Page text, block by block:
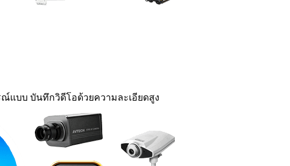
ณ์แบบ บันทึกวิดีโอด้วยความละเอียดสูง